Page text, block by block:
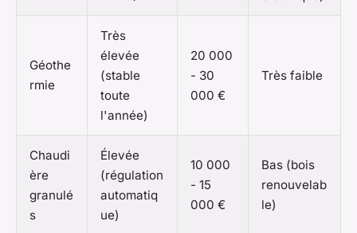
Géothe
rmie
Très
élevée
(stable
toute
l'année)
20 000
- 30
000 €
Très faible
Chaudi
ère
granulé
s
Élevée
(régulation
automatiq
ue)
10 000
- 15
000 €
Bas (bois
renouvelab
le)